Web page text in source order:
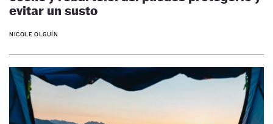
evitar un susto
NICOLE OLGUÍN